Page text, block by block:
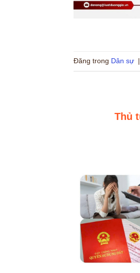
Đăng trong Dân sự |
Thủ